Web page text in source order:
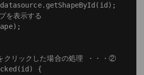
を表示する
リックした場合の処理 ・・・②
{